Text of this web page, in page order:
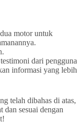
motor untuk
dari pengguna
informasi yang lebih
telah dibahas di atas,
sesuai dengan